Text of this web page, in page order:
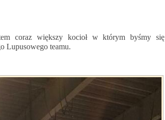
coraz większy kocioł w którym byśmy się
Lupusowego teamu.